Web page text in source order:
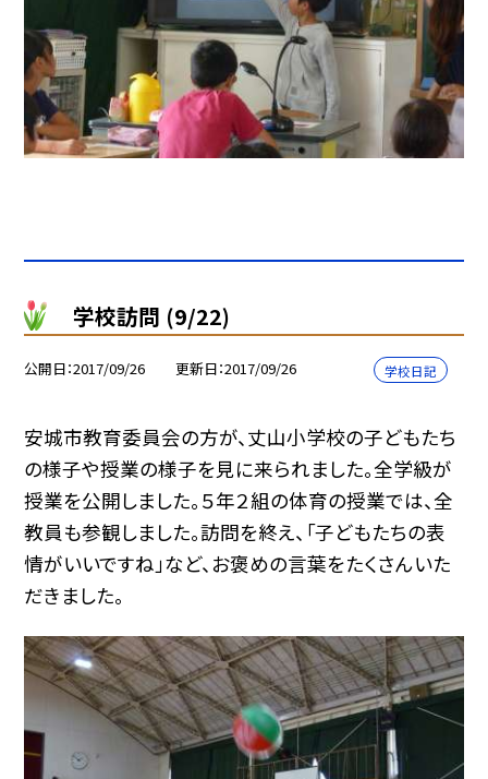
学校訪問 (9/22)
公開日 2017/09/26 更新日 2017/09/26 学校日記
安城市教育委員会の方が、丈山小学校の子どもたち
の様子や授業の様子を見に来られました。全学級が
授業を公開しました。５年２組の体育の授業では、全
教員も参観しました。訪問を終え、「子どもたちの表
情がいいですね」など、お褒めの言葉をたくさんいた
だきました。